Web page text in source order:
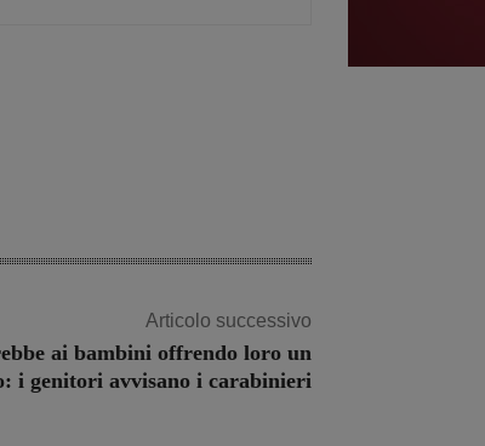
Articolo successivo
ai bambini offrendo loro un
i genitori avvisano i carabinieri